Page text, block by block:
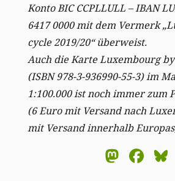
Konto BIC CCPLLULL – IBAN
6417 0000 mit dem Vermerk
cycle 2019/20“ überweist.
Auch die Karte Luxembourg
(ISBN 978-3-936990-55-3) im
1:100.000 ist noch immer zum
(6 Euro mit Versand nach
mit Versand innerhalb